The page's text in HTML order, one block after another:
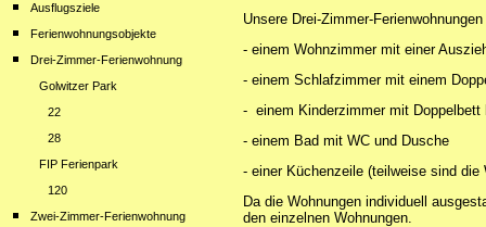
Ausflugsziele
Ferienwohnungsobjekte
Drei-Zimmer-Ferienwohnung
Golwitzer Park
22
28
FIP Ferienpark
120
Zwei-Zimmer-Ferienwohnung
Unsere Drei-Zimmer-
- einem Wohnzimmer mit einer
- einem Schlafzimmer mit einem
- einem Kinderzimmer mit Doppelbett
- einem Bad mit WC und Dusche
- einer Küchenzeile (teilweise sind
Da die Wohnungen individuell
den einzelnen Wohnungen.